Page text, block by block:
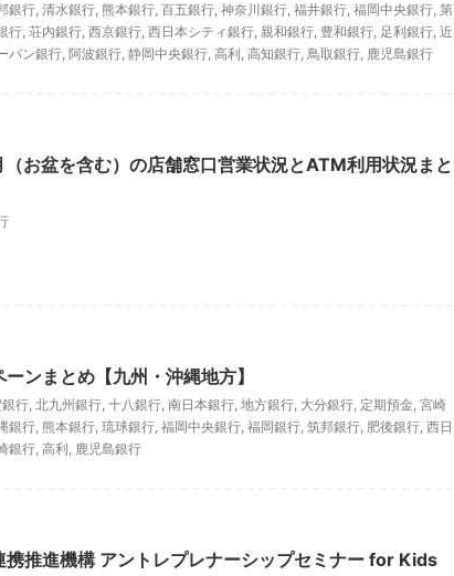
銀行, 清水銀行, 熊本銀行, 百五銀行, 神奈川銀行, 福井銀行, 福岡中央銀行, 第
行, 荘内銀行, 西京銀行, 西日本シティ銀行, 親和銀行, 豊和銀行, 足利銀行, 近
バン銀行, 阿波銀行, 静岡中央銀行, 高利, 高知銀行, 鳥取銀行, 鹿児島銀行
お盆を含む）の店舗窓口営業状況とATM利用状況まと
ンまとめ【九州・沖縄地方】
行, 北九州銀行, 十八銀行, 南日本銀行, 地方銀行, 大分銀行, 定期預金, 宮崎
銀行, 熊本銀行, 琉球銀行, 福岡中央銀行, 福岡銀行, 筑邦銀行, 肥後銀行, 西日
銀行, 高利, 鹿児島銀行
推進機構 アントレプレナーシップセミナー for Kids